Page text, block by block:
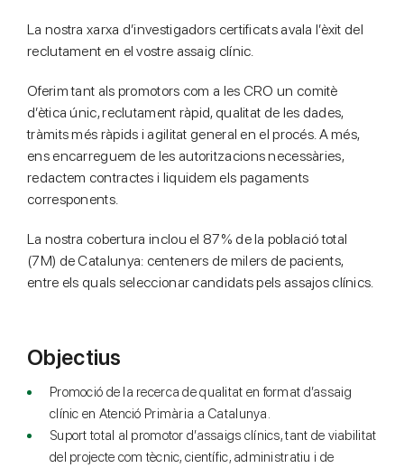
La nostra xarxa d’investigadors certificats avala l’èxit del
reclutament en el vostre assaig clínic.
Oferim tant als promotors com a les CRO un comitè
d’ètica únic, reclutament ràpid, qualitat de les dades,
tràmits més ràpids i agilitat general en el procés. A més,
ens encarreguem de les autoritzacions necessàries,
redactem contractes i liquidem els pagaments
corresponents.
La nostra cobertura inclou el 87% de la població total
(7M) de Catalunya: centeners de milers de pacients,
entre els quals seleccionar candidats pels assajos clínics.
Objectius
Promoció de la recerca de qualitat en format d’assaig
clínic en Atenció Primària a Catalunya.
Suport total al promotor d’assaigs clínics, tant de viabilitat
del projecte com tècnic, científic, administratiu i de